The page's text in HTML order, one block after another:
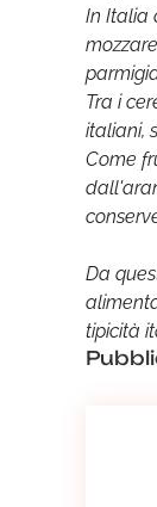
In Italia
Tra i
italiani,
Come
Da
tipicità